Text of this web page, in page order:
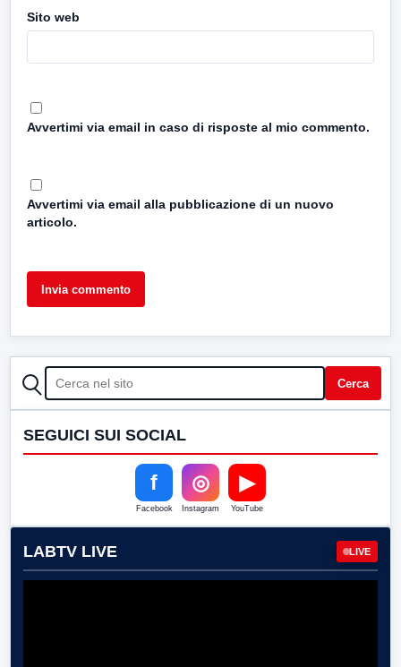
Sito web
Avvertimi via email in caso di risposte al mio commento.
Avvertimi via email alla pubblicazione di un nuovo
articolo.
CERCA Cerca
SEGUICI SUI SOCIAL
f
Facebook
◎
Instagram
▶
YouTube
LABTV LIVE LIVE